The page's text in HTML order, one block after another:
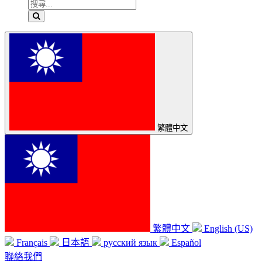
繁體中文
繁體中文
English (US)
Français
日本語 русский язык
Español
聯絡我們